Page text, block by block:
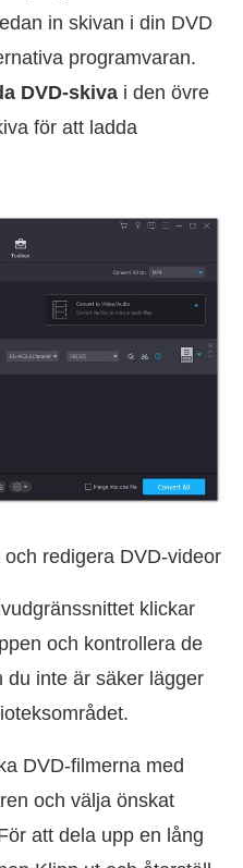
in skivan i din DVD
programvaran.
DVD-skiva i den övre
för att ladda
redigera DVD-videor
klickar
och kontrollera de
du inte är säker lägger
DVD-filmerna med
och välja önskat
att dela upp en lång